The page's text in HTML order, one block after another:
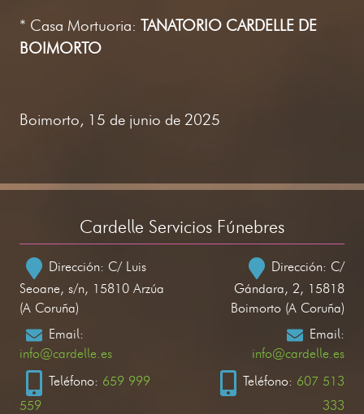
* Casa Mortuoria: TANATORIO CARDELLE DE
BOIMORTO
Boimorto, 15 de junio de 2025
Cardelle Servicios Fúnebres
Dirección: C/ Luis
Seoane, s/n, 15810 Arzúa
(A Coruña)
Email:
info@cardelle.es
Teléfono: 659 999
559
Dirección: C/
Gándara, 2, 15818
Boimorto (A Coruña)
Email:
info@cardelle.es
Teléfono: 607 513
333